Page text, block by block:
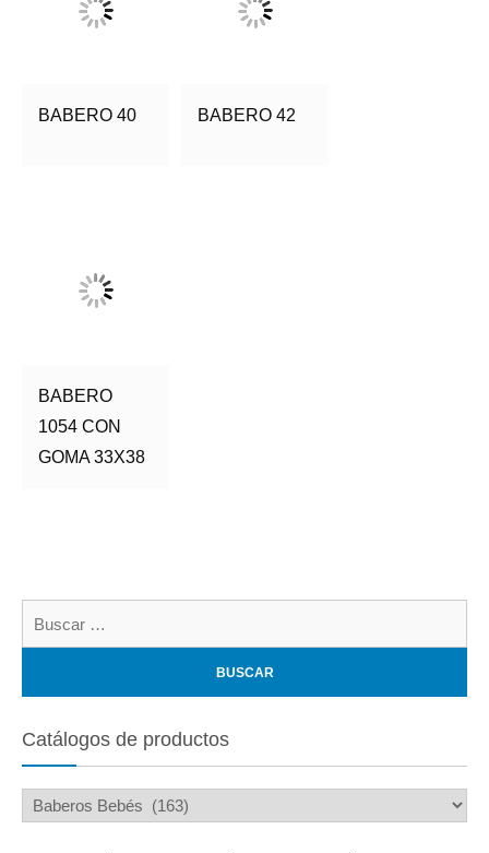
BABERO 40 BABERO 42
BABERO
1054 CON
GOMA 33X38
Catálogos de productos